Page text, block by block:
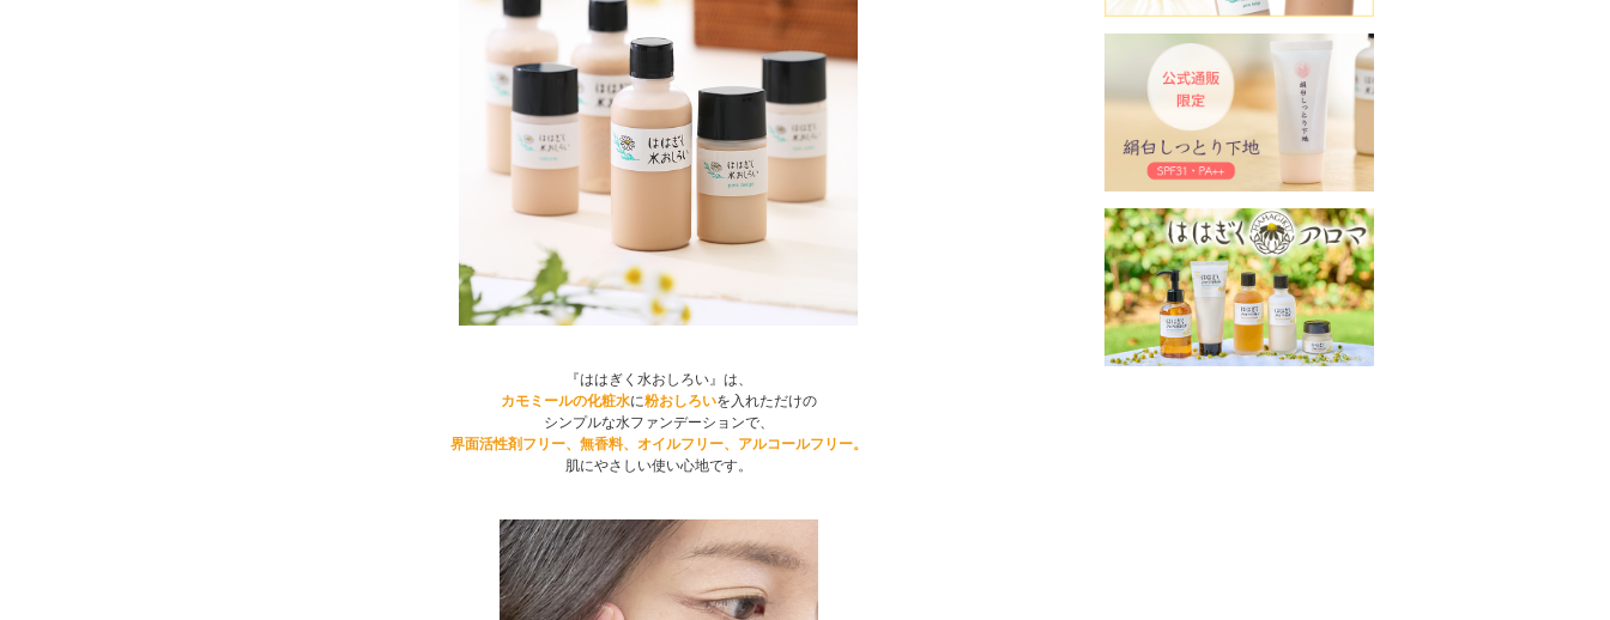
『ははぎく水おしろい』は、
カモミールの化粧水に粉おしろいを入れただけの
シンプルな水ファンデーションで、
界面活性剤フリー、無香料、オイルフリー、アルコールフリー。
肌にやさしい使い心地です。